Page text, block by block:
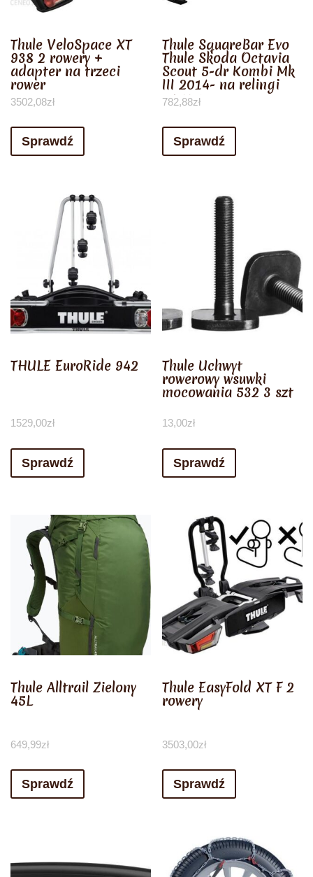
Thule VeloSpace XT
938 2 rowery +
adapter na trzeci
rower
3502,08zł
Sprawdź
Thule SquareBar Evo
Thule Skoda Octavia
Scout 5-dr Kombi Mk
III 2014- na relingi
czarny
782,88zł
Sprawdź
THULE EuroRide 942
1529,00zł
Sprawdź
Thule Uchwyt
rowerowy wsuwki
mocowania 532 3 szt
13,00zł
Sprawdź
Thule Alltrail Zielony
45L
649,99zł
Sprawdź
Thule EasyFold XT F 2
rowery
3503,00zł
Sprawdź